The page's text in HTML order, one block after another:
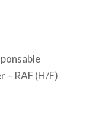
– RAF (H/F)